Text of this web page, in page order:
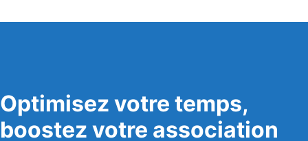
Optimisez votre temps,
boostez votre association